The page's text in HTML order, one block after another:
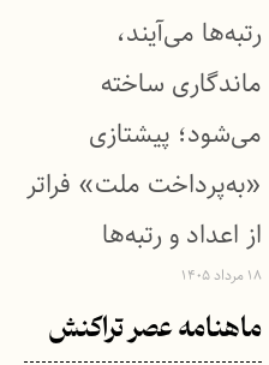
رتبه‌ها می‌آیند،
ماندگاری ساخته
می‌شود؛ پیشتازی
«به‌پرداخت ملت» فراتر
از اعداد و رتبه‌ها
۱۸ مرداد ۱۴۰۵
ماهنامه عصر تراکنش